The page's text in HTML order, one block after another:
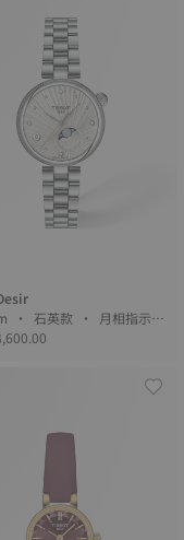
• Diamonds